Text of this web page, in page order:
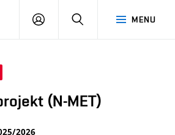
MENU
PŘIHLÁSIT
(N-MET)
2026